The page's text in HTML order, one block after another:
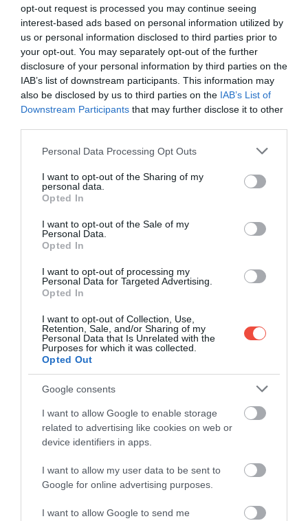
opt-out request is processed you may continue seeing
interest-based ads based on personal information utilized by
us or personal information disclosed to third parties prior to
your opt-out. You may separately opt-out of the further
disclosure of your personal information by third parties on the
IAB’s list of downstream participants. This information may
also be disclosed by us to third parties on the IAB’s List of
Downstream Participants that may further disclose it to other
Please note that this website/app uses one or more Google
not limited to your visit or usage behaviour. You may click to
grant or deny consent to Google and its third-party tags to
use your data for below specified purposes in below Google
consent section.
Personal Data Processing Opt Outs
I want to opt-out of the Sharing of my
personal data.
Opted In
I want to opt-out of the Sale of my
Personal Data.
Opted In
I want to opt-out of processing my
Personal Data for Targeted Advertising.
Opted In
I want to opt-out of Collection, Use,
Retention, Sale, and/or Sharing of my
Personal Data that Is Unrelated with the
Purposes for which it was collected.
Opted Out
Google consents
I want to allow Google to enable storage
related to advertising like cookies on web or
device identifiers in apps.
I want to allow my user data to be sent to
Google for online advertising purposes.
I want to allow Google to send me
Szlovákiában mostantól medvét is rendelhetsz
vacsorára
Engedélyezték Szlovákiában a medvehús
fogyasztását, így mostantól az éttermekben is
OUTDOOR